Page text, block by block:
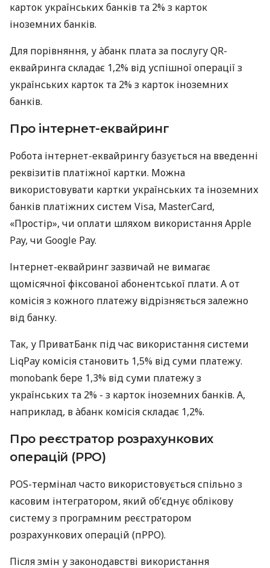
карток українських банків та 2% з карток
іноземних банків.
Для порівняння, у àбанк плата за послугу QR-
еквайринга складає 1,2% від успішної операції з
українських карток та 2% з карток іноземних
банків.
Про інтернет-еквайринг
Робота інтернет-еквайрингу базується на введенні
реквізитів платіжної картки. Можна
використовувати картки українських та іноземних
банків платіжних систем Visa, MasterCard,
«Простір», чи оплати шляхом використання Apple
Pay, чи Google Pay.
Інтернет-еквайринг зазвичай не вимагає
щомісячної фіксованої абонентської плати. А от
комісія з кожного платежу відрізняється залежно
від банку.
Так, у ПриватБанк під час використання системи
LiqPay комісія становить 1,5% від суми платежу.
monobank бере 1,3% від суми платежу з
українських та 2% - з карток іноземних банків. А,
наприклад, в àбанк комісія складає 1,2%.
Про реєстратор розрахункових
операцій (РРО)
POS-термінал часто використовується спільно з
касовим інтегратором, який об’єднує облікову
систему з програмним реєстратором
розрахункових операцій (пРРО).
Після змін у законодавстві використання